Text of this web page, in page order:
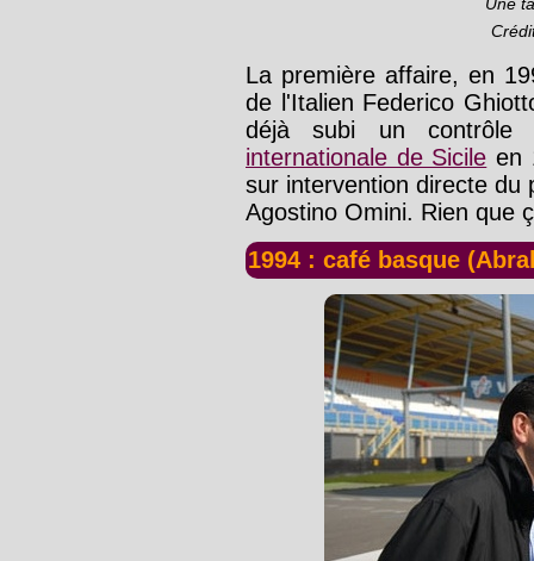
Une
La première affaire, en
de l'Italien Federico
déjà subi un
internationale de Sicile en
sur intervention directe du
Agostino Omini. Rien que
1994 : café basque